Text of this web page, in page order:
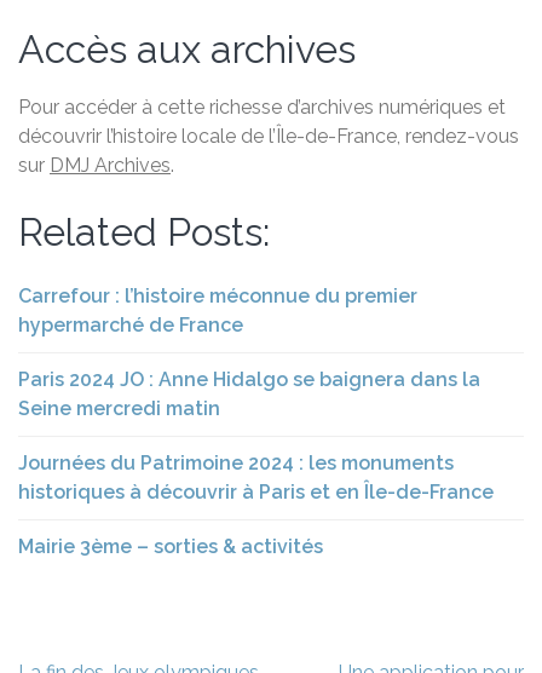
Accès aux archives
Pour accéder à cette richesse d’archives numériques et
découvrir l’histoire locale de l’Île-de-France, rendez-vous
sur DMJ Archives.
Related Posts:
Carrefour : l’histoire méconnue du premier
hypermarché de France
Paris 2024 JO : Anne Hidalgo se baignera dans la
Seine mercredi matin
Journées du Patrimoine 2024 : les monuments
historiques à découvrir à Paris et en Île-de-France
Mairie 3ème – sorties & activités